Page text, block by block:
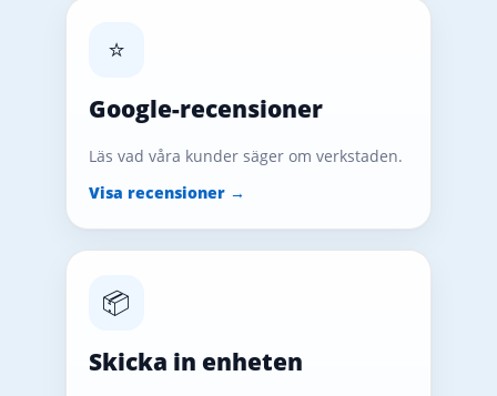
⭐
Google-recensioner
Läs vad våra kunder säger om verkstaden.
Visa recensioner →
📦
Skicka in enheten